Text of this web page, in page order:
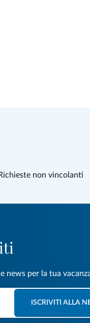
Richieste non vincolanti
news per la tua
ISCRIVITI ALLA